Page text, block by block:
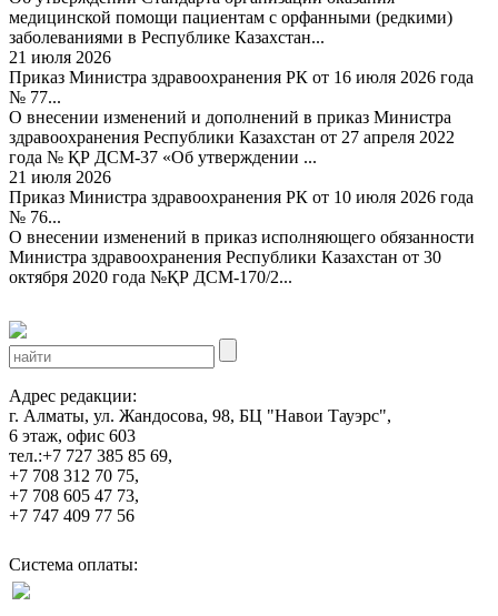
медицинской помощи пациентам с орфанными (редкими)
заболеваниями в Республике Казахстан...
21 июля 2026
Приказ Министра здравоохранения РК от 16 июля 2026 года
№ 77...
О внесении изменений и дополнений в приказ Министра
здравоохранения Республики Казахстан от 27 апреля 2022
года № ҚР ДСМ-37 «Об утверждении ...
21 июля 2026
Приказ Министра здравоохранения РК от 10 июля 2026 года
№ 76...
О внесении изменений в приказ исполняющего обязанности
Министра здравоохранения Республики Казахстан от 30
октября 2020 года №ҚР ДСМ-170/2...
Адрес редакции:
г. Алматы, ул. Жандосова, 98, БЦ "Навои Тауэрс",
6 этаж, офис 603
тел.:+7 727 385 85 69,
+7 708 312 70 75,
+7 708 605 47 73,
+7 747 409 77 56
Система оплаты: